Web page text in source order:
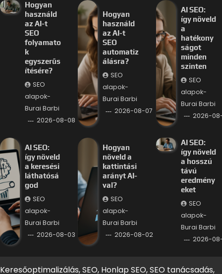
Hogyan
használd
az AI-t
SEO
folyamato
k
egyszerűs
ítésére?
SEO
alapok-
Burai Barbi
2026-08-08
Hogyan
használd
az AI-t
SEO
automatiz
álásra?
SEO
alapok-
Burai Barbi
2026-08-07
AI SEO:
így növeld
a
hatékony
ságot
minden
szinten
SEO
alapok-
Burai Barbi
2026-
AI SEO:
így növeld
a keresési
láthatósá
god
SEO
alapok-
Burai Barbi
2026-08-03
Hogyan
növeld a
kattintási
arányt AI-
val?
SEO
alapok-
Burai Barbi
2026-08-02
AI SEO:
így növeld
a hosszú
távú
eredmény
eket
SEO
alapok-
Burai Barbi
2026-
Keresőoptimalizálás, SEO, Honlap SEO, SEO tanácsadás,